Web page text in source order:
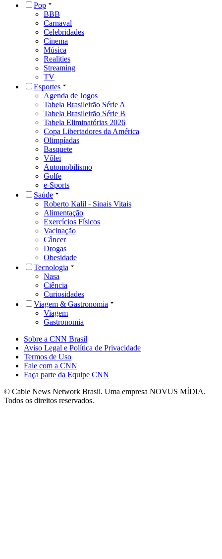
Pop
BBB
Carnaval
Celebridades
Cinema
Música
Realities
Streaming
TV
Esportes
Agenda de Jogos
Tabela Brasileirão Série A
Tabela Brasileirão Série B
Tabela Eliminatórias 2026
Copa Libertadores da América
Olimpíadas
Basquete
Vôlei
Automobilismo
Golfe
e-Sports
Saúde
Roberto Kalil - Sinais Vitais
Alimentação
Exercícios Físicos
Vacinação
Câncer
Drogas
Obesidade
Tecnologia
Nasa
Ciência
Curiosidades
Viagem & Gastronomia
Viagem
Gastronomia
Sobre a CNN Brasil
Aviso Legal e Política de Privacidade
Termos de Uso
Fale com a CNN
Faça parte da Equipe CNN
© Cable News Network Brasil. Uma empresa NOVUS MÍDIA.
Todos os direitos reservados.